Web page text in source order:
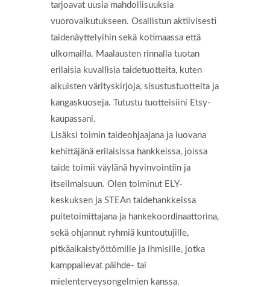
tarjoavat uusia mahdollisuuksia
vuorovaikutukseen. Osallistun aktiivisesti
taidenäyttelyihin sekä kotimaassa että
ulkomailla. Maalausten rinnalla tuotan
erilaisia kuvallisia taidetuotteita, kuten
aikuisten värityskirjoja, sisustustuotteita ja
kangaskuoseja. Tutustu tuotteisiini Etsy-
kaupassani.
Lisäksi toimin taideohjaajana ja luovana
kehittäjänä erilaisissa hankkeissa, joissa
taide toimii väylänä hyvinvointiin ja
itseilmaisuun. Olen toiminut ELY-
keskuksen ja STEAn taidehankkeissa
puitetoimittajana ja hankekoordinaattorina,
sekä ohjannut ryhmiä kuntoutujille,
pitkäaikaistyöttömille ja ihmisille, jotka
kamppailevat päihde- tai
mielenterveysongelmien kanssa.